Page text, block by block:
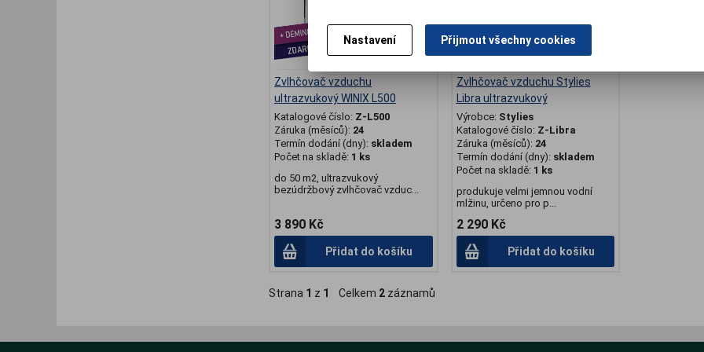
Zvlhčovač vzduchu
ultrazvukový WINIX L500
Katalogové číslo: Z-L500
Záruka (měsíců): 24
Termín dodání (dny): skladem
Počet na skladě: 1 ks
do 50 m2, ultrazvukový
bezúdržbový zvlhčovač vzduc...
3 890 Kč
Přidat do košíku
Zvlhčovač vzduchu Stylies
Libra ultrazvukový
Výrobce: Stylies
Katalogové číslo: Z-Libra
Záruka (měsíců): 24
Termín dodání (dny): skladem
Počet na skladě: 1 ks
produkuje velmi jemnou vodní
mlžinu, určeno pro p...
2 290 Kč
Přidat do košíku
Strana 1 z 1 Celkem 2 záznamů
Nastavení Přijmout všechny cookies